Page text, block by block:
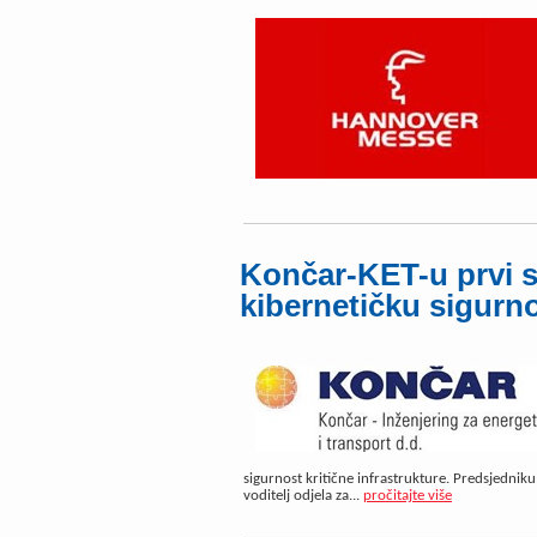
Končar-KET-u prvi
kibernetičku
sigurnost kritične infrastrukture.
voditelj odjela za... pročitajte više